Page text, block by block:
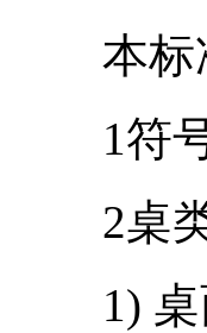
本标准
1符号
2桌类
1) 桌面